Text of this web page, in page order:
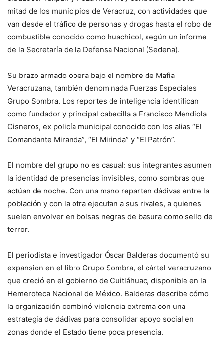
mitad de los municipios de Veracruz, con actividades que
van desde el tráfico de personas y drogas hasta el robo de
combustible conocido como huachicol, según un informe
de la Secretaría de la Defensa Nacional (Sedena).
Su brazo armado opera bajo el nombre de Mafia
Veracruzana, también denominada Fuerzas Especiales
Grupo Sombra. Los reportes de inteligencia identifican
como fundador y principal cabecilla a Francisco Mendiola
Cisneros, ex policía municipal conocido con los alias “El
Comandante Miranda”, “El Mirinda” y “El Patrón”.
El nombre del grupo no es casual: sus integrantes asumen
la identidad de presencias invisibles, como sombras que
actúan de noche. Con una mano reparten dádivas entre la
población y con la otra ejecutan a sus rivales, a quienes
suelen envolver en bolsas negras de basura como sello de
terror.
El periodista e investigador Óscar Balderas documentó su
expansión en el libro Grupo Sombra, el cártel veracruzano
que creció en el gobierno de Cuitláhuac, disponible en la
Hemeroteca Nacional de México. Balderas describe cómo
la organización combinó violencia extrema con una
estrategia de dádivas para consolidar apoyo social en
zonas donde el Estado tiene poca presencia.